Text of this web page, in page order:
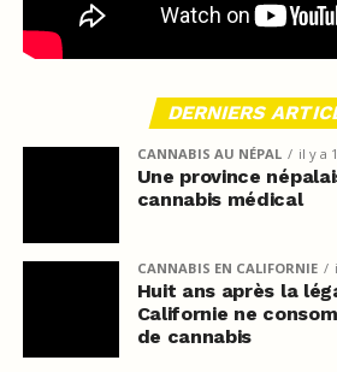
DERNIERS
CANNABIS AU NÉPAL il y a
Une province
cannabis médical
CANNABIS EN CALIFORNIE
Huit ans après la
Californie ne
de cannabis